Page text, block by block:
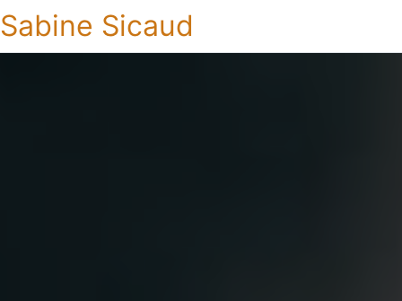
Sabine Sicaud